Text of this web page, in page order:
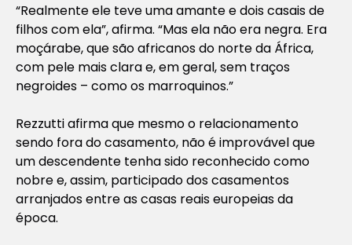
“Realmente ele teve uma amante e dois casais de
filhos com ela”, afirma. “Mas ela não era negra. Era
moçárabe, que são africanos do norte da África,
com pele mais clara e, em geral, sem traços
negroides – como os marroquinos.”
Rezzutti afirma que mesmo o relacionamento
sendo fora do casamento, não é improvável que
um descendente tenha sido reconhecido como
nobre e, assim, participado dos casamentos
arranjados entre as casas reais europeias da
época.